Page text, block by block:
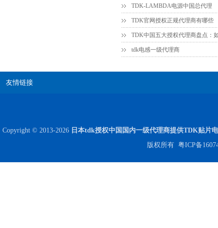
TDK-LAMBDA电源中国总代理
TDK官网授权正规代理商有哪些
tdk电感一级代理商
友情链接
Copyright © 2013-2026 日本tdk授权中国国内一级代理商提供TDK贴片
版权所有 粤ICP备